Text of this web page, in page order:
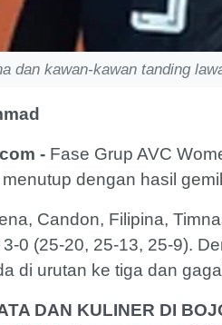
dan kawan-kawan tanding
- Fase Grup AVC
dengan hasil
Candon, Filipina,
0 (25-20, 25-13, 25-9).
di urutan ke tiga dan
DAN KULINER DI